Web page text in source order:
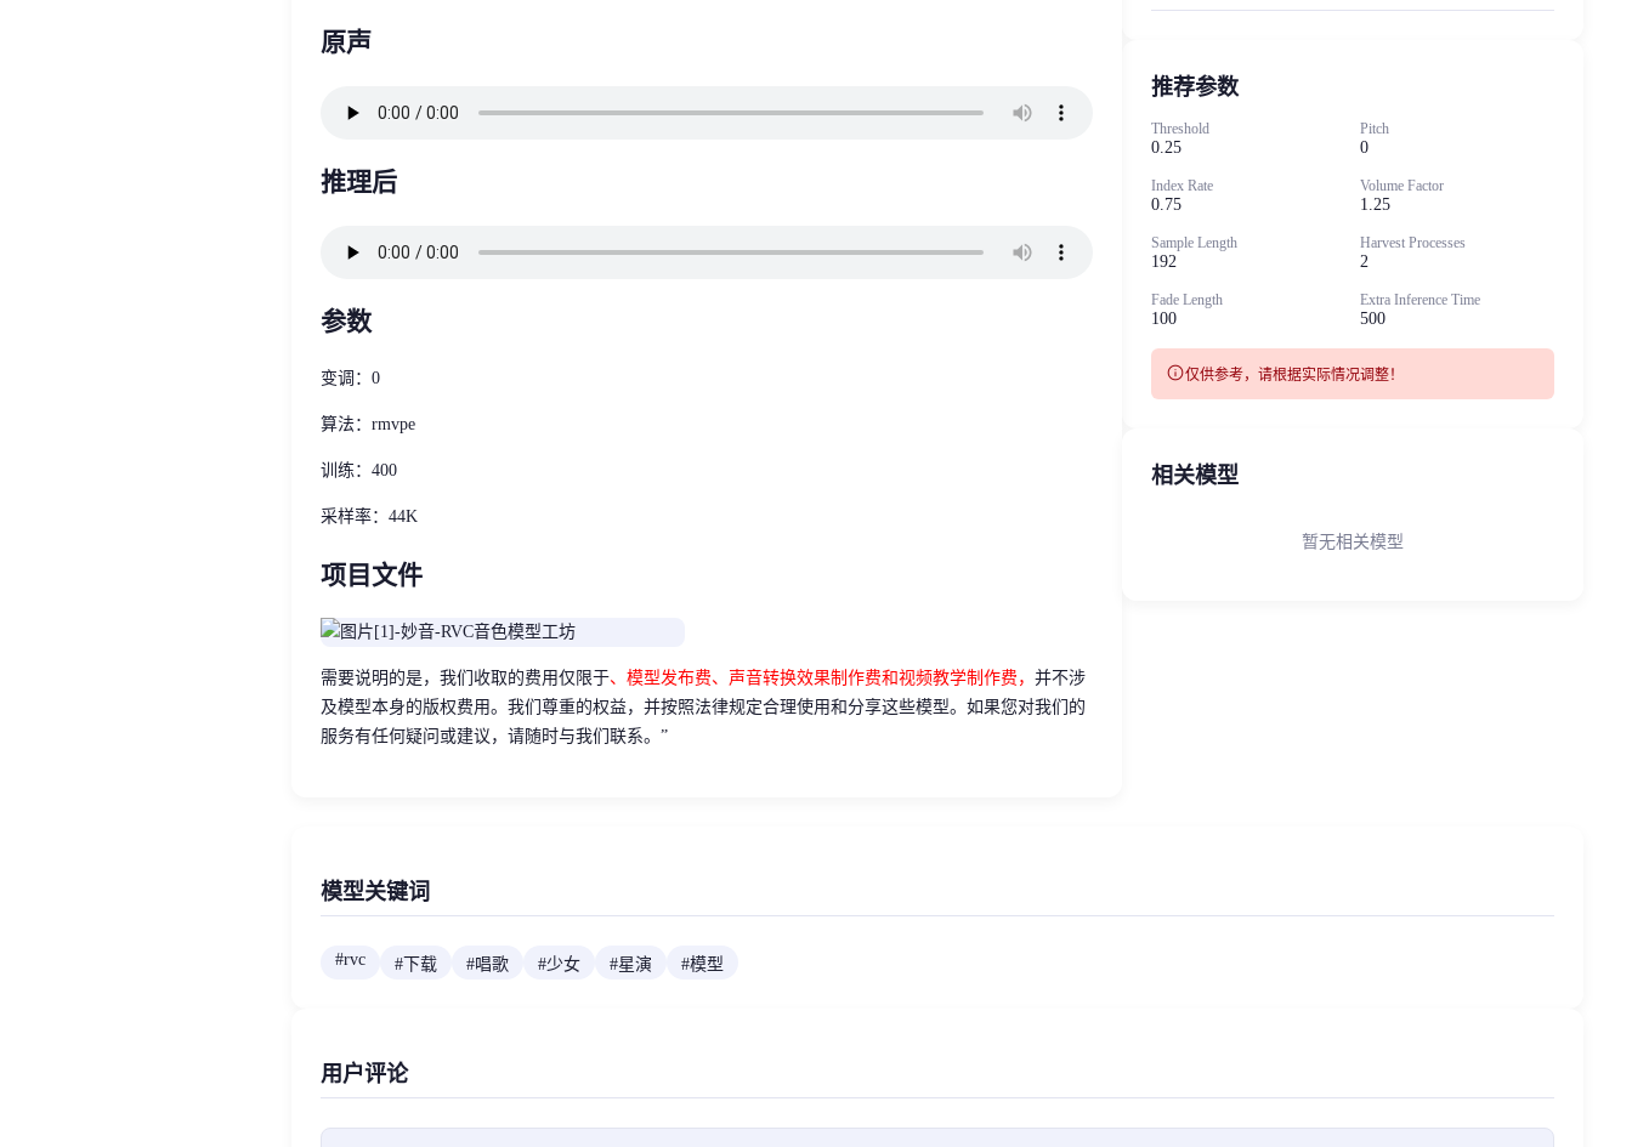
原声
推理后
参数
变调：0
算法：rmvpe
训练：400
采样率：44K
项目文件
需要说明的是，我们收取的费用仅限于、模型发布费、声音转换效果制作费和视频教学制作费， 并不涉
及模型本身的版权费用。我们尊重的权益，并按照法律规定合理使用和分享这些模型。如果您对我们的
服务有任何疑问或建议，请随时与我们联系。”
推荐参数
Threshold
0.25
Pitch
0
Index Rate
0.75
Volume Factor
1.25
Sample Length
192
Harvest Processes
2
Fade Length
100
Extra Inference Time
500
info仅供参考，请根据实际情况调整！
相关模型
暂无相关模型
模型关键词
#rvc # 下载 #唱歌 #少女 #星演 #模型
用户评论